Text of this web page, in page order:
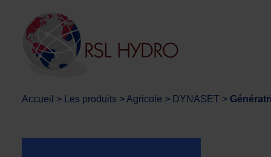
Accueil > Les produits >Agricole > DYNASET >